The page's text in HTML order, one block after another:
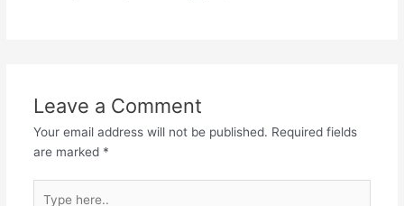
Leave a Comment
Your email address will not be published. Required fields
are marked *